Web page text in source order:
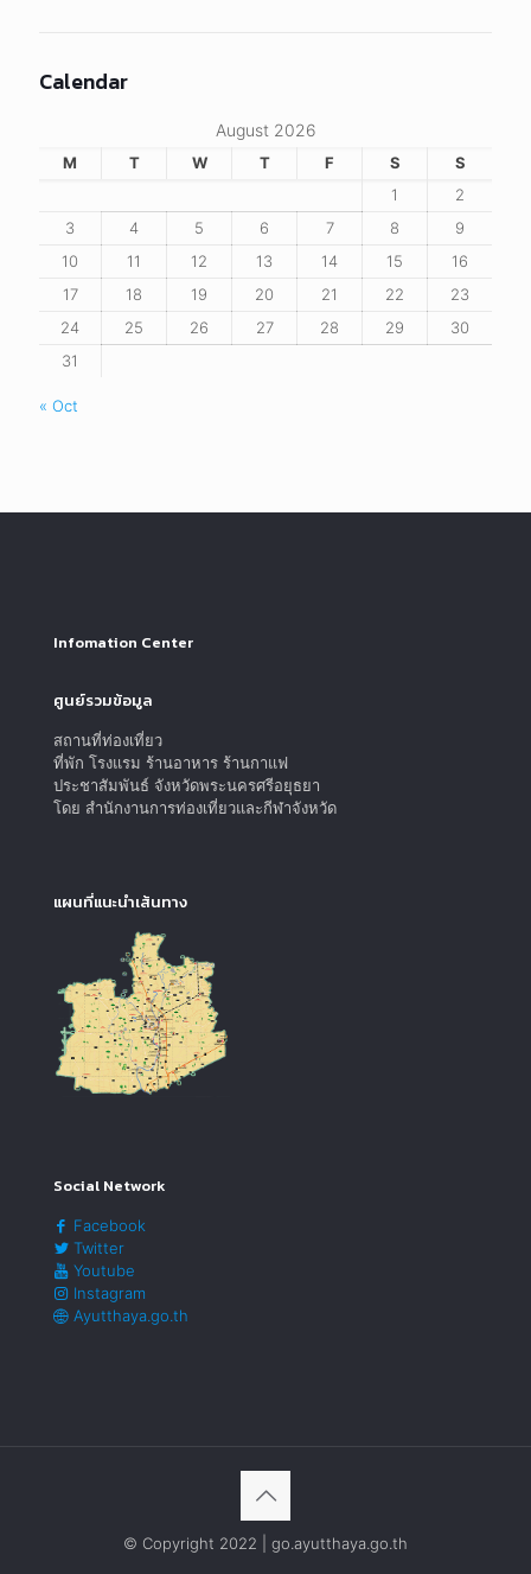
Calendar
August 2026
M T W T F S
S
1
2
3
4 5 6 7 8
9
10
11 12 13 14 15
16
17
18 19 20 21 22
23
24
25 26 27 28 29
30
31
« Oct
Infomation Center
ศูนย์รวมข้อมูล
สถานที่ท่องเที่ยว
ที่พัก โรงแรม ร้านอาหาร ร้านกาแฟ
ประชาสัมพันธ์ จังหวัดพระนครศรีอยุธยา
โดย สำนักงานการท่องเที่ยวและกีฬาจังหวัด
แผนที่แนะนำเส้นทาง
Social Network
Facebook
Twitter
Youtube
Instagram
Ayutthaya.go.th
© Copyright 2022 | go.ayutthaya.go.th